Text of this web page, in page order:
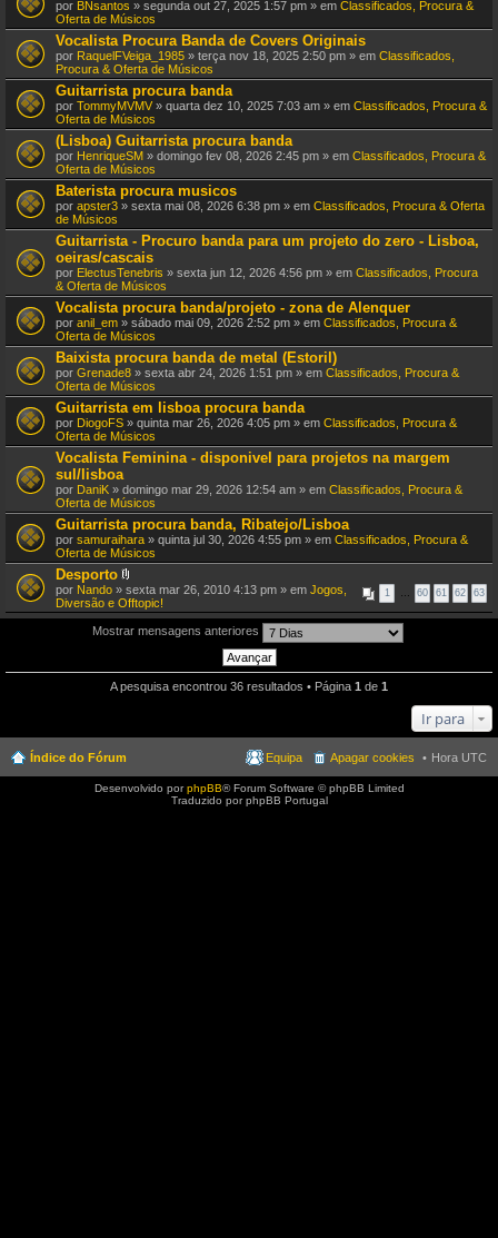
por BNsantos » segunda out 27, 2025 1:57 pm » em Classificados, Procura &
Oferta de Músicos
Vocalista Procura Banda de Covers Originais
por RaquelFVeiga_1985 » terça nov 18, 2025 2:50 pm » em Classificados,
Procura & Oferta de Músicos
Guitarrista procura banda
por TommyMVMV » quarta dez 10, 2025 7:03 am » em Classificados, Procura &
Oferta de Músicos
(Lisboa) Guitarrista procura banda
por HenriqueSM » domingo fev 08, 2026 2:45 pm » em Classificados, Procura &
Oferta de Músicos
Baterista procura musicos
por apster3 » sexta mai 08, 2026 6:38 pm » em Classificados, Procura & Oferta
de Músicos
Guitarrista - Procuro banda para um projeto do zero - Lisboa,
oeiras/cascais
por ElectusTenebris » sexta jun 12, 2026 4:56 pm » em Classificados, Procura
& Oferta de Músicos
Vocalista procura banda/projeto - zona de Alenquer
por anil_em » sábado mai 09, 2026 2:52 pm » em Classificados, Procura &
Oferta de Músicos
Baixista procura banda de metal (Estoril)
por Grenade8 » sexta abr 24, 2026 1:51 pm » em Classificados, Procura &
Oferta de Músicos
Guitarrista em lisboa procura banda
por DiogoFS » quinta mar 26, 2026 4:05 pm » em Classificados, Procura &
Oferta de Músicos
Vocalista Feminina - disponivel para projetos na margem
sul/lisboa
por DaniK » domingo mar 29, 2026 12:54 am » em Classificados, Procura &
Oferta de Músicos
Guitarrista procura banda, Ribatejo/Lisboa
por samuraihara » quinta jul 30, 2026 4:55 pm » em Classificados, Procura &
Oferta de Músicos
Desporto
A
n
e
x
o
1 60 61 62 63
por Nando » sexta mar 26, 2010 4:13 pm » em Jogos,
Diversão e Offtopic!
Mostrar mensagens anteriores
A pesquisa encontrou 36 resultados • Página 1 de 1
Ir para
Índice do Fórum Hora UTC
Apagar cookies
Equipa
Desenvolvido porphpBB® Forum Software © phpBB Limited
Traduzido por phpBB Portugal